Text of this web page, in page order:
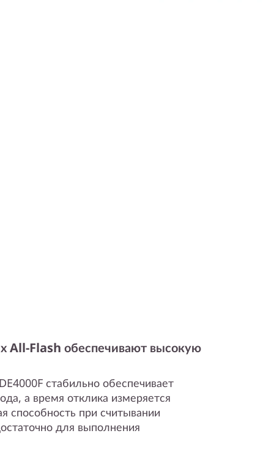
All-Flash обеспечивают высокую
стабильно обеспечивает
а время отклика измеряется
способность при считывании
для выполнения